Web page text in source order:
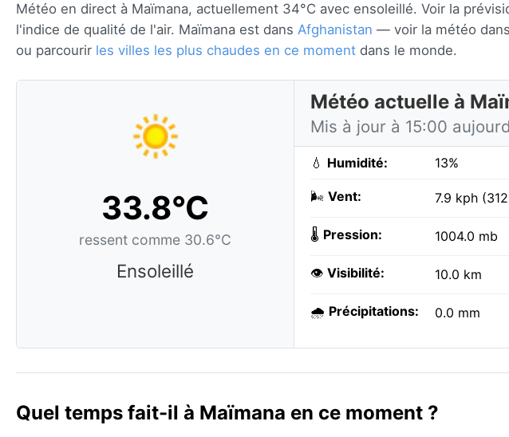
Météo en direct à Maïmana, actuellement 34°C avec ensoleillé. Voir la
l'indice de qualité de l'air. Maïmana est dans Afghanistan — voir la météo
ou parcourir les villes les plus chaudes en ce moment dans le monde.
33.8°C
ressent comme 30.6°C
Ensoleillé
Météo actuelle à
Mis à jour à 15:00
💧 Humidité: 13%
🌬️ Vent: 7.9 kph
🌡️ Pression: 1004.0 mb
👁️ Visibilité: 10.0 km
🌧️ Précipitations: 0.0 mm
Quel temps fait-il à Maïmana en ce moment ?